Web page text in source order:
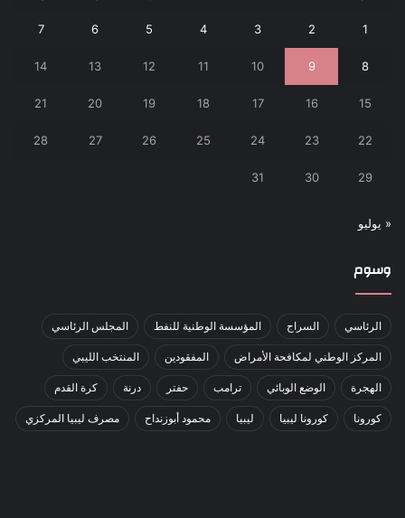
1
2
3
4
5
6
7
8
9
10
11
12
13
14
15
16
17
18
19
20
21
22
23
24
25
26
27
28
29
30
31
« يوليو
وسوم
الرئاسي السراج المؤسسة الوطنية للنفط المجلس الرئاسي
المركز الوطني لمكافحة الأمراض المفقودين المنتخب الليبي
الهجرة الوضع الوبائي ترامب حفتر درنة كرة القدم
كورونا كورونا ليبيا ليبيا محمود أبوزنداح مصرف ليبيا المركزي